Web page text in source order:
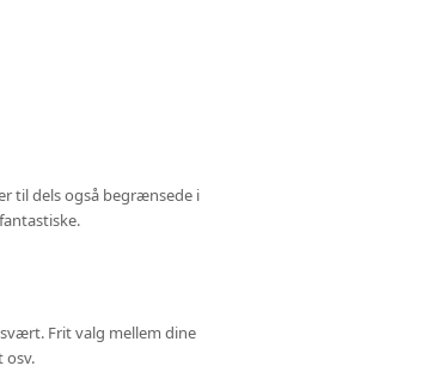
til dels også begrænsede i
Frit valg mellem dine
osv.